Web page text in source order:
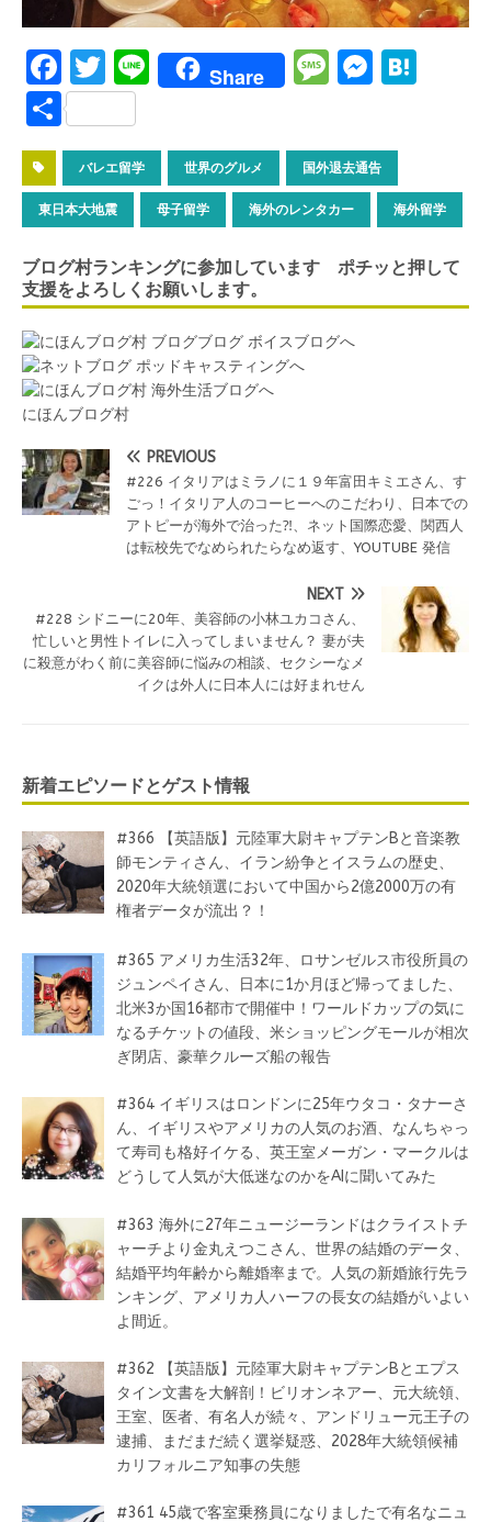
F
a
ce
b
o
k
T
w
it
te
r
Li
n
Share
M
a
g
M
n
a
S
h
ar
e
バレエ留学 世界のグルメ 国外退去通告
東日本大地震 母子留学 海外のレンタカー 海外留学
ブログ村ランキングに参加しています ポチッと押して
支援をよろしくお願いします。
にほんブログ村
PREVIOUS
#226 イタリアはミラノに１９年富田キミエさん、す
ごっ！イタリア人のコーヒーへのこだわり、日本での
アトピーが海外で治った⁈、ネット国際恋愛、関西人
は転校先でなめられたらなめ返す、YOUTUBE 発信
NEXT
#228 シドニーに20年、美容師の小林ユカコさん、
忙しいと男性トイレに入ってしまいません？ 妻が夫
に殺意がわく前に美容師に悩みの相談、セクシーなメ
イクは外人に日本人には好まれせん
新着エピソードとゲスト情報
#366 【英語版】元陸軍大尉キャプテンBと音楽教
師モンティさん、イラン紛争とイスラムの歴史、
2020年大統領選において中国から2億2000万の有
権者データが流出？！
#365 アメリカ生活32年、ロサンゼルス市役所員の
ジュンペイさん、日本に1か月ほど帰ってました、
北米3か国16都市で開催中！ワールドカップの気に
なるチケットの値段、米ショッピングモールが相次
ぎ閉店、豪華クルーズ船の報告
#364 イギリスはロンドンに25年ウタコ・タナーさ
ん、イギリスやアメリカの人気のお酒、なんちゃっ
て寿司も格好イケる、英王室メーガン・マークルは
どうして人気が大低迷なのかをAIに聞いてみた
#363 海外に27年ニュージーランドはクライストチ
ャーチより金丸えつこさん、世界の結婚のデータ、
結婚平均年齢から離婚率まで。人気の新婚旅行先ラ
ンキング、アメリカ人ハーフの長女の結婚がいよい
よ間近。
#362 【英語版】元陸軍大尉キャプテンBとエプス
タイン文書を大解剖！ビリオンネアー、元大統領、
王室、医者、有名人が続々、アンドリュー元王子の
逮捕、まだまだ続く選挙疑惑、2028年大統領候補
カリフォルニア知事の失態
#361 45歳で客室乗務員になりましたで有名なニュ